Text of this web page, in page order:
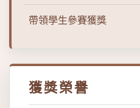
帶領學生參賽獲獎
獲獎榮譽